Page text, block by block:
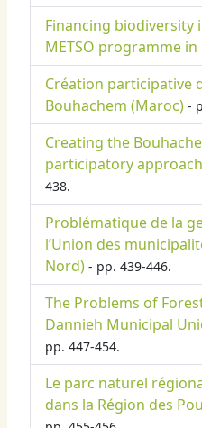
Financing biodiversity
METSO programme in
Création participative
Bouhachem (Maroc) -
Creating the
participatory
438.
Problématique de la
l’Union des
Nord) - pp. 439-446.
The Problems of
Dannieh Municipal
pp. 447-454.
Le parc naturel
dans la Région des